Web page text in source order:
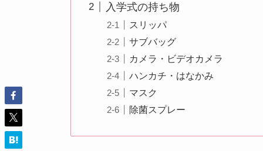
入学式の持ち物
スリッパ
サブバッグ
カメラ・ビデオカメラ
ハンカチ・はなかみ
マスク
除菌スプレー